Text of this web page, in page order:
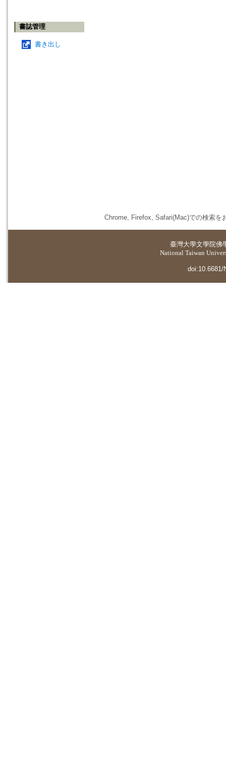
書誌管理
書き出し
Chrome, Firefox, Safari(Mac)での検索を
臺灣大學文學院佛
National Taiwan
doi:10.6681/